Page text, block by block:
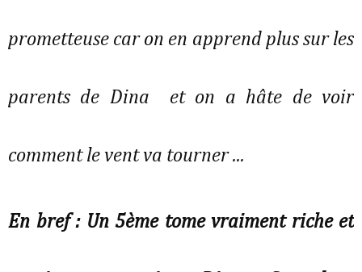
prometteuse car on en apprend plus sur les
parents de Dina et on a hâte de voir
comment le vent va tourner ...
En bref : Un 5ème tome vraiment riche et